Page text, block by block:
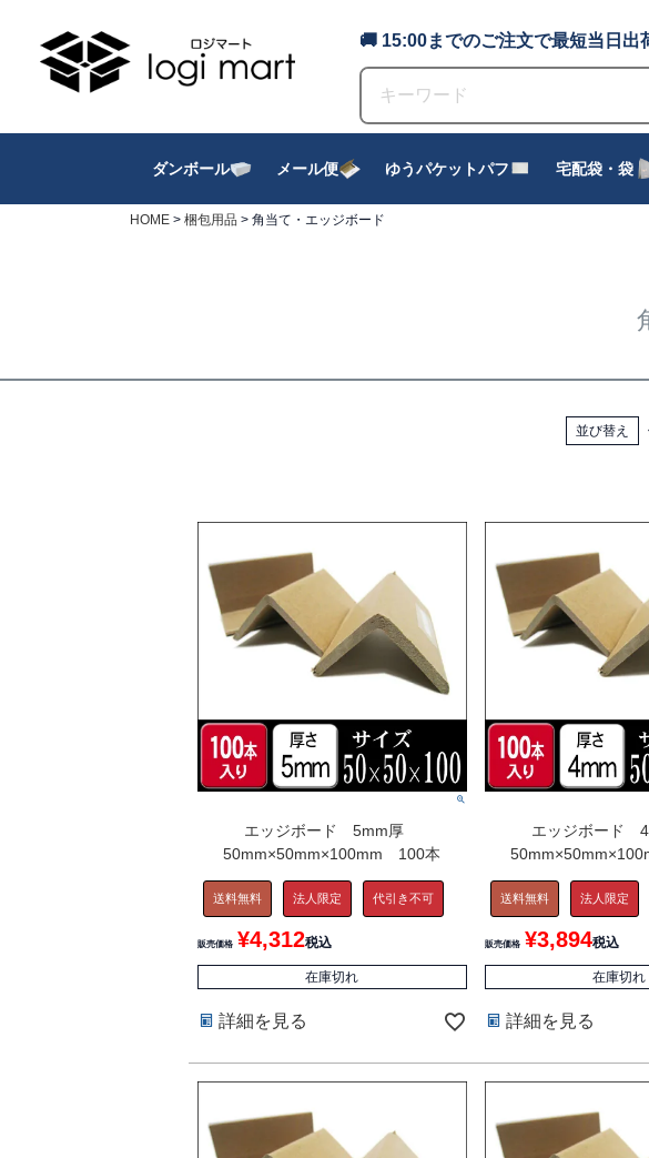
🚚 15:00までのご注文で最短当日出
ダンボール メール便 ゆうパケットパフ 宅配袋・袋
HOME 梱包用品 角当て・エッジボード
並び替え
エッジボード 5mm厚
50mm×50mm×100mm 100本
送料無料 法人限定 代引き不可
販売価格 ¥4,312税込
在庫切れ
詳細を見る
エッジボード
送料無料 法人限定
販売価格 ¥3,894税込
在庫切れ
詳細を見る